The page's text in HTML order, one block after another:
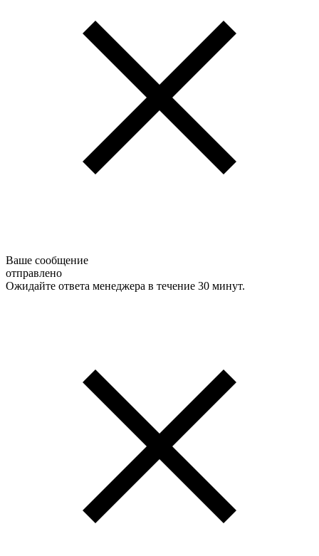
Ваше сообщение
отправлено
Ожидайте ответа менеджера в течение 30 минут.